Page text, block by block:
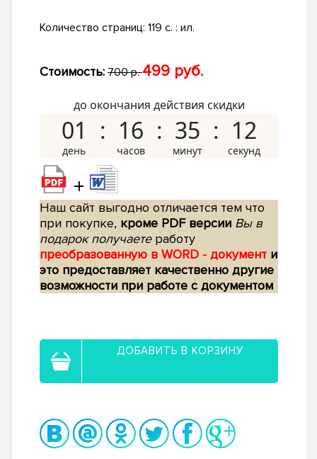
Количество страниц: 119 с. : ил.
Стоимость: 700 р.499 руб.
до окончания действия скидки
01 16 35 11
+
Наш сайт выгодно отличается тем что
при покупке, кроме PDF версии Вы в
подарок получаетеработу
преобразованную в WORD - документ и
это предоставляет качественно другие
возможности при работе с документом
ДОБАВИТЬ В КОРЗИНУ